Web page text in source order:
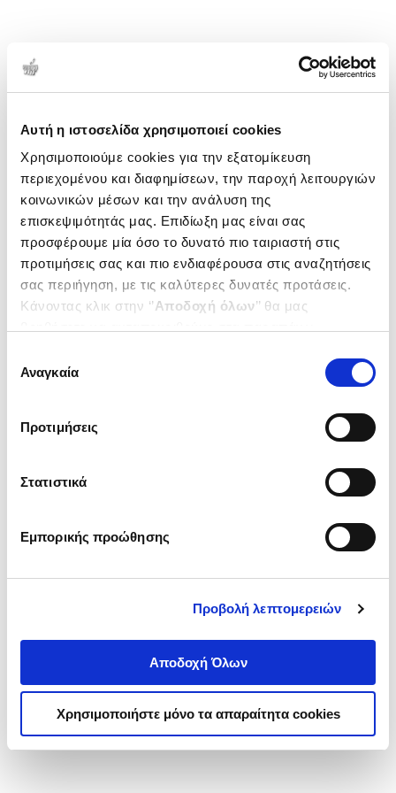
Αυτή η ιστοσελίδα χρησιμοποιεί cookies
Χρησιμοποιούμε cookies για την εξατομίκευση
περιεχομένου και διαφημίσεων, την παροχή λειτουργιών
κοινωνικών μέσων και την ανάλυση της
επισκεψιμότητάς μας. Επιδίωξη μας είναι σας
προσφέρουμε μία όσο το δυνατό πιο ταιριαστή στις
προτιμήσεις σας και πιο ενδιαφέρουσα στις αναζητήσεις
σας περιήγηση, με τις καλύτερες δυνατές προτάσεις.
Κάνοντας κλικ στην ‘’Αποδοχή όλων’’ θα μας
ενδιαφέρουν και να επιλέξετε από τα παρακάτω με την
΄΄και να ενημερωθείτε σχετικά με
συγκατάθεσης
Αναγκαία
Προτιμήσεις
Στατιστικά
Εμπορικής προώθησης
Προβολή λεπτομερειών
Αποδοχή Όλων
Χρησιμοποιήστε μόνο τα απαραίτητα cookies